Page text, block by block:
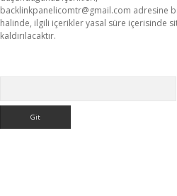
backlinkpanelicomtr@gmail.com adresine
halinde, ilgili içerikler yasal süre içerisinde
kaldırılacaktır.